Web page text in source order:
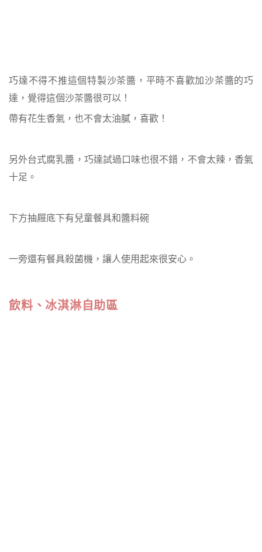
巧達不得不推這個特製沙茶醬，平時不喜歡加沙茶醬的巧
達，覺得這個沙茶醬很可以！
帶有花生香氣，也不會太油膩，喜歡！
另外台式腐乳醬，巧達試過口味也很不錯，不會太辣，香氣
十足。
下方抽屜底下有兒童餐具和醬料碗
一旁還有餐具殺菌機，讓人使用起來很安心。
飲料、冰淇淋自助區